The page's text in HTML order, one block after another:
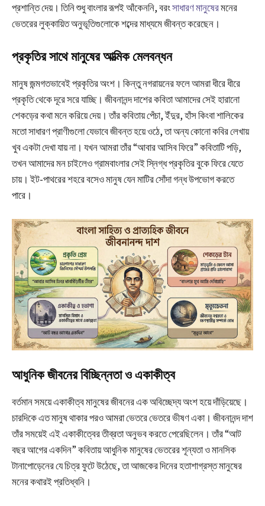
প্রশান্তি দেয়। তিনি শুধু বাংলার রূপই আঁকেননি, বরংসাধারণ মানুষেরমনের
ভেতরের লুক্কায়িত অনুভূতিগুলোকে শব্দের মাধ্যমে জীবন্ত করেছেন।
প্রকৃতির সাথে মানুষের আত্মিক মেলবন্ধন
মানুষ জন্মগতভাবেই প্রকৃতির অংশ। কিন্তু নগরায়নের ফলে আমরা ধীরে ধীরে
প্রকৃতি থেকে দূরে সরে যাচ্ছি। জীবনানন্দ দাশের কবিতা আমাদের সেই হারানো
শেকড়ের কথা মনে করিয়ে দেয়। তাঁর কবিতায় পেঁচা, ইঁদুর, হাঁস কিংবা শালিকের
মতো সাধারণ প্রাণীগুলো যেভাবে জীবন্ত হয়ে ওঠে, তা অন্য কোনো কবির লেখায়
খুব একটা দেখা যায় না। যখন আমরা তাঁর “আবার আসিব ফিরে” কবিতাটি পড়ি,
তখন আমাদের মন চাইলেও গ্রামবাংলার সেই স্নিগ্ধ প্রকৃতির বুকে ফিরে যেতে
চায়। ইট-পাথরের শহরে বসেও মানুষ যেন মাটির সোঁদা গন্ধ উপভোগ করতে
পারে।
আধুনিক জীবনের বিচ্ছিন্নতা ও একাকীত্ব
বর্তমান সময়ে একাকীত্ব মানুষের জীবনের এক অবিচ্ছেদ্য অংশ হয়ে দাঁড়িয়েছে।
চারদিকে এত মানুষ থাকার পরও আমরা ভেতরে ভেতরে ভীষণ একা। জীবনানন্দ দাশ
তাঁর সময়েই এই একাকীত্বের তীব্রতা অনুভব করতে পেরেছিলেন। তাঁর “আট
বছর আগের একদিন” কবিতায় আধুনিক মানুষের ভেতরের শূন্যতা ও মানসিক
টানাপোড়েনের যে চিত্র ফুটে উঠেছে, তা আজকের দিনের হতাশাগ্রস্ত মানুষের
মনের কথারই প্রতিধ্বনি।